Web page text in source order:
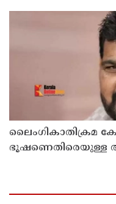
ലൈംഗികാതിക്രമ
ഭൂഷണെതിരെയുള്ള